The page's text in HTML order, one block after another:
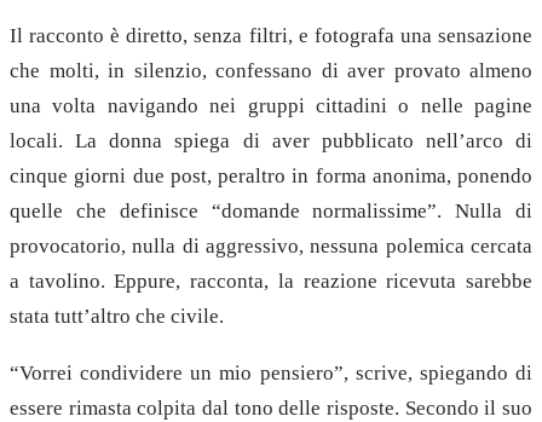
Il racconto è diretto, senza filtri, e fotografa una sensazione
che molti, in silenzio, confessano di aver provato almeno
una volta navigando nei gruppi cittadini o nelle pagine
locali. La donna spiega di aver pubblicato nell’arco di
cinque giorni due post, peraltro in forma anonima, ponendo
quelle che definisce “domande normalissime”. Nulla di
provocatorio, nulla di aggressivo, nessuna polemica cercata
a tavolino. Eppure, racconta, la reazione ricevuta sarebbe
stata tutt’altro che civile.
“Vorrei condividere un mio pensiero”, scrive, spiegando di
essere rimasta colpita dal tono delle risposte. Secondo il suo